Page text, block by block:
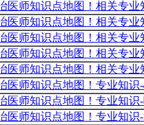
医师知识点地图！相关专业
医师知识点地图！相关专业
医师知识点地图！相关专业
医师知识点地图！相关专业
医师知识点地图！相关专
医师知识点地图！专业知识
医师知识点地图！专业知识
医师知识点地图！专业知识